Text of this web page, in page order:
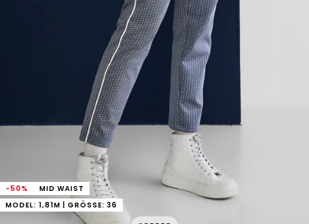
-50%
MID WAIST
MODEL: 1,81M | GRÖSSE: 36